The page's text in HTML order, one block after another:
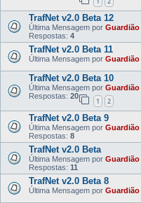
TrafNet v2.0 Beta 12
Última Mensagem por Guardião
Respostas: 4
TrafNet v2.0 Beta 11
Última Mensagem por Guardião
TrafNet v2.0 Beta 10
Última Mensagem por Guardião
Respostas: 20
1 2
TrafNet v2.0 Beta 9
Última Mensagem por Guardião
Respostas: 8
TrafNet v2.0 Beta
Última Mensagem por Guardião
Respostas: 11
TrafNet v2.0 Beta 8
Última Mensagem por Guardião